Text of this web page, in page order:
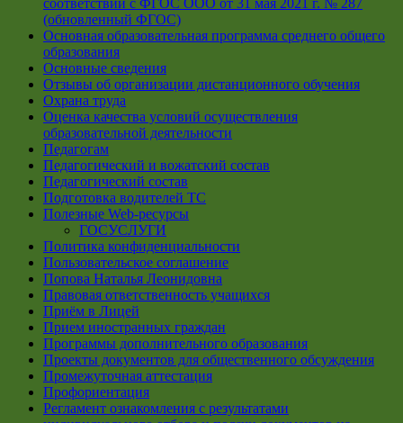
(обновленный ФГОС)
Основная образовательная программа среднего общего
образования
Основные сведения
Отзывы об организации дистанционного обучения
Охрана труда
Оценка качества условий осуществления
образовательной деятельности
Педагогам
Педагогический и вожатский состав
Педагогический состав
Подготовка водителей ТС
Полезные Web-ресурсы
ГОСУСЛУГИ
Политика конфиденциальности
Пользовательское соглашение
Попова Наталья Леонидовна
Правовая ответственность учащихся
Приём в Лицей
Прием иностранных граждан
Программы дополнительного образования
Проекты документов для общественного обсуждения
Промежуточная аттестация
Профориентация
Регламент ознакомления с результатами